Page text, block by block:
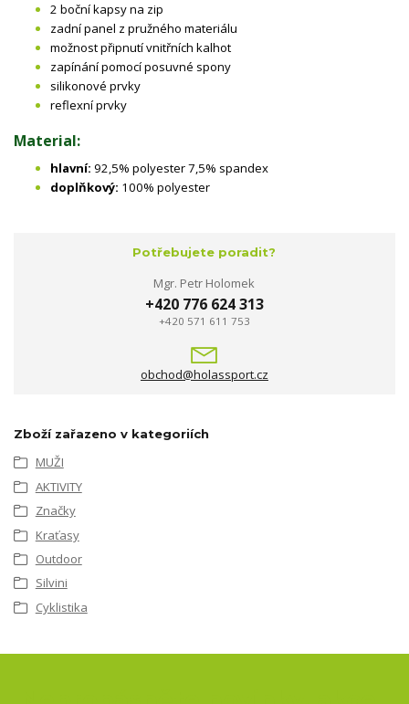
2 boční kapsy na zip
zadní panel z pružného materiálu
možnost připnutí vnitřních kalhot
zapínání pomocí posuvné spony
silikonové prvky
reflexní prvky
Material:
hlavní: 92,5% polyester 7,5% spandex
doplňkový: 100% polyester
Potřebujete poradit?
Mgr. Petr Holomek
+420 776 624 313
+420 571 611 753
obchod@holassport.cz
Zboží zařazeno v kategoriích
MUŽI
AKTIVITY
Značky
Kraťasy
Outdoor
Silvini
Cyklistika